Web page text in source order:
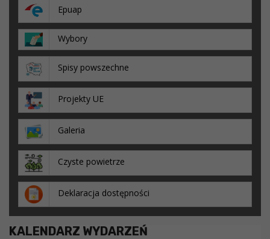
Epuap
Wybory
Spisy powszechne
Projekty UE
Galeria
Czyste powietrze
Deklaracja dostępności
KALENDARZ WYDARZEŃ